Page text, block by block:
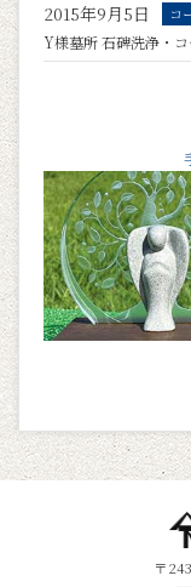
2015年9月5日 コ
Y様墓所 石碑洗浄・
〒